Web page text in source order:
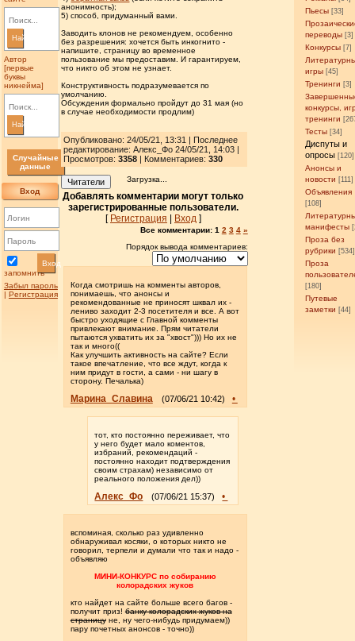
Найти
Автор
[первые
буквы
никнейма]
Найти
Случайные
данные
Вход
запомнить
Вход
Забыл пароль
| Регистрация
Пьесы [33]
переводы [3]
Конкурсы [7]
игры [45]
Тренинги [3]
конкурсы,
тренинги
Тесты [34]
Диспуты и
опросы [120]
Анонсы и
новости [111]
Объявления
[108]
манифесты
Проза без
рубрики [534]
Проза
[180]
Путевые
заметки [44]
анонимность);
5) способ, придуманный вами.
Заводить клонов не рекомендуем, особенно
без разрешения: хочется быть инкогнито -
напишите, страницу во временное
пользование мы предоставим. И гарантируем,
что никто об этом не узнает.
Конструктивность подразумевается по
умолчанию.
Обсуждения формально пройдут до 31 мая (но
в случае необходимости продлим)
Опубликовано: 24/05/21, 13:31 | Последнее
редактирование: Алекс_Фо 24/05/21, 14:03 |
Просмотров: 3358| Комментариев: 330
Читатели Загрузка...
Добавлять комментарии могут только
зарегистрированные пользователи.
[ Регистрация Вход]
Все комментарии: 1 2 3 4 »
Порядок вывода комментариев:
Когда смотришь на комменты авторов,
понимаешь, что анонсы и
рекомендованные не приносят шквал их -
лениво заходит 2-3 посетителя и все. А вот
быстро уходящие с Главной комменты
привлекают внимание. Прям читатели
пытаются ухватить их за "хвост"))) Но их не
так и много((
Как улучшить активность на сайте? Если
такое впечатление, что все ждут, когда к
ним придут в гости, а сами - ни шагу в
сторону. Печалька)
Марина_Славина (07/06/21 10:42) •
тот, кто постоянно переживает, что
у него будет мало коментов,
избраний, рекомендаций -
постоянно находит подтверждения
своим страхам) независимо от
реального положения дел))
Алекс_Фо (07/06/21 15:37) •
вспоминая, сколько раз удивленно
обнаруживал косяки, о которых никто не
говорил, терпели и думали что так и надо -
объявляю
МИНИ-КОНКУРС по собиранию
колорадских жуков
кто найдет на сайте больше всего багов -
получит приз!банку колорадских жуков на
страницуне, ну чего-нибудь придумаем))
пару почетных анонсов - точно))